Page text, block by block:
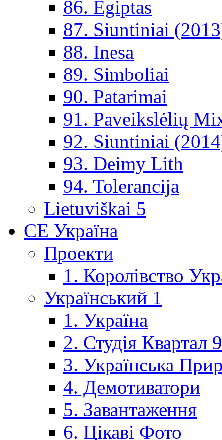
86. Egiptas
87. Siuntiniai
88. Inesa
89. Simboliai
90. Patarimai
91. Paveikslėlių
92. Siuntiniai
93. Deimy Lith
94. Tolerancija
Lietuviškai 5
CE Україна
Проекти
1. Королівство
Український 1
1. Україна
2. Студія Квартал
3. Українська
4. Демотиватори
5. Завантаження
6. Цікаві Фото